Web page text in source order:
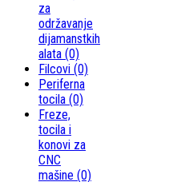
za
održavanje
dijamanstkih
alata (0)
Filcovi (0)
Periferna
tocila (0)
Freze,
tocila i
konovi za
CNC
mašine (0)